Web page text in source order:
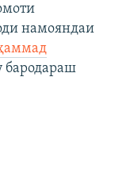
намояндаи
бародараш